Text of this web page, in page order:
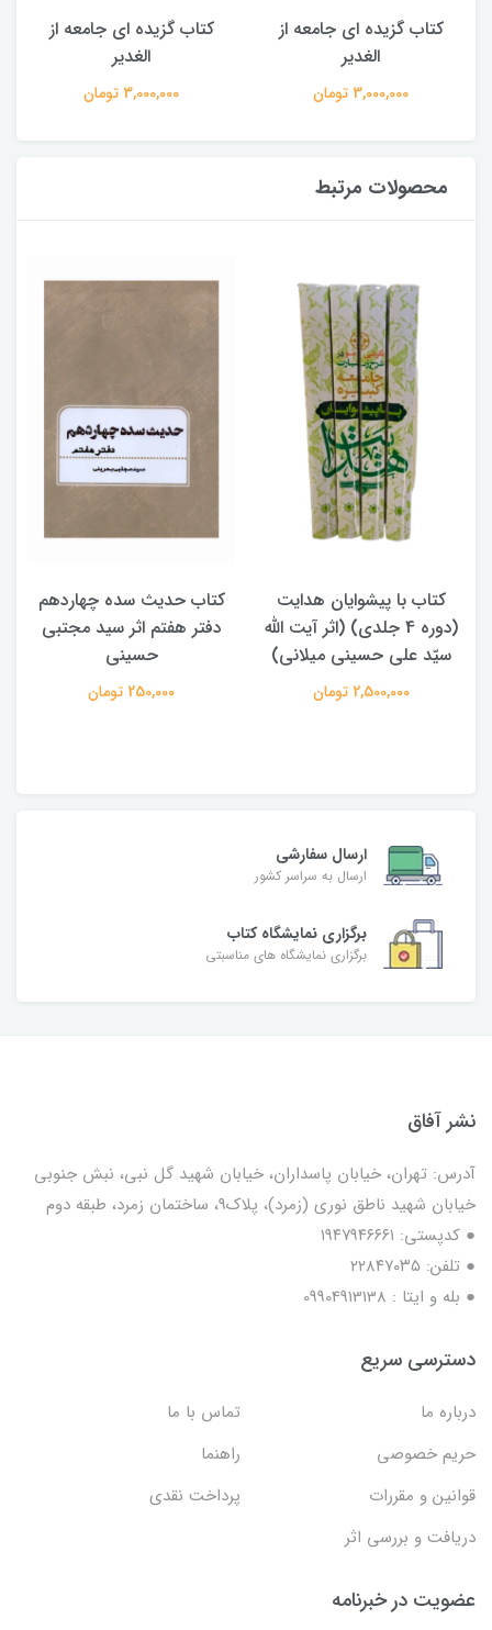
کتاب گزیده ای جامعه از
الغدیر
3,000,000 تومان
کتاب گزیده ای جامعه از
الغدیر
3,000,000 تومان
محصولات مرتبط
کتاب با پیشوایان هدایت
(دوره 4 جلدی) (اثر آیت الله
سیّد علی حسینی میلانی)
2,500,000 تومان
کتاب حدیث سده چهاردهم
دفتر هفتم اثر سید مجتبی
حسینی
250,000 تومان
ارسال سفارشی
ارسال به سراسر کشور
برگزاری نمایشگاه کتاب
برگزاری نمایشگاه های مناسبتی
نشر آفاق
آدرس: تهران، خیابان پاسداران، خیابان شهید گل نبی، نبش جنوبی
خیابان شهید ناطق نوری (زمرد)، پلاک9، ساختمان زمرد، طبقه دوم
● کدپستی: ۱۹۴۷۹۴۶۶۶۱
● تلفن: ٢٢٨۴٧۰۳۵
● بله و ایتا : 09904913138
دسترسی سریع
درباره ما
تماس با ما
حریم خصوصی
راهنما
قوانین و مقررات
پرداخت نقدی
دریافت و بررسی اثر
عضویت در خبرنامه